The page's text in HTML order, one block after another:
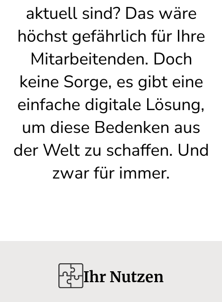
aktuell sind? Das wäre
höchst gefährlich für Ihre
Mitarbeitenden. Doch
keine Sorge, es gibt eine
einfache digitale Lösung,
um diese Bedenken aus
der Welt zu schaffen. Und
zwar für immer.
Ihr Nutzen